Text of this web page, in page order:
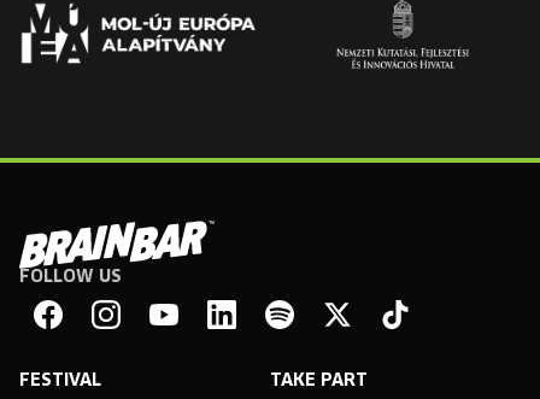
Brain
Bar
FOLLOW US
FESTIVAL TAKE PART